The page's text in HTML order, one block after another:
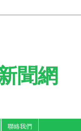
聞網
聯絡我們